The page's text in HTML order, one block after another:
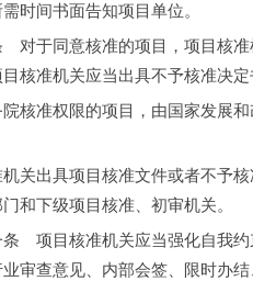
时间书面告知项目单位。
于同意核准的项目，项目核准
核准机关应当出具不予核准决定
准权限的项目，由国家发展和
出具项目核准文件或者不予核
和下级项目核准、初审机关。
项目核准机关应当强化自我约
审查意见、内部会签、限时办